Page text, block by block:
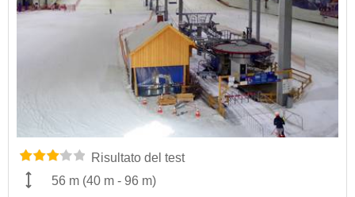
Risultato del test
56 m (40 m - 96 m)